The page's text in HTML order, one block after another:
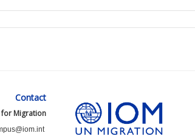
Contact
Migration